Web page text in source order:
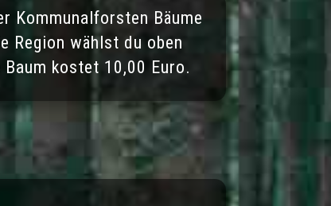
Kommunalforsten Bäume
Region wählst du oben
kostet 10,00 Euro.